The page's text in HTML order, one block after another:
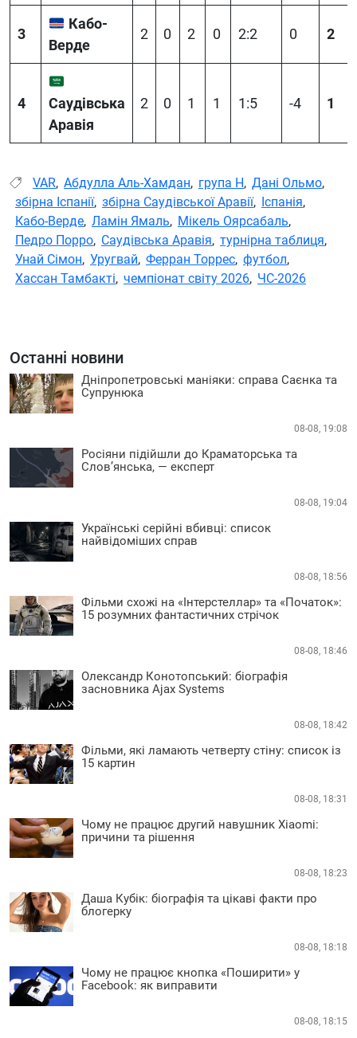
3
Кабо-
Верде
2 0 2 0 2:2 0 2
4
Саудівська
Аравія
2 0 1 1 1:5 -4 1
VAR, Абдулла Аль-Хамдан, група H, Дані Ольмо,
збірна Іспанії, збірна Саудівської Аравії, Іспанія,
Кабо-Верде, Ламін Ямаль, Мікель Оярсабаль,
Педро Порро, Саудівська Аравія, турнірна таблиця,
Унай Сімон, Уругвай, Ферран Торрес, футбол,
Хассан Тамбакті, чемпіонат світу 2026, ЧС-2026
Останні новини
Дніпропетровські маніяки: справа Саєнка та
Супрунюка
08-08, 19:08
Росіяни підійшли до Краматорська та
Слов’янська, — експерт
08-08, 19:04
Українські серійні вбивці: список
найвідоміших справ
08-08, 18:56
Фільми схожі на «Інтерстеллар» та «Початок»:
15 розумних фантастичних стрічок
08-08, 18:46
Олександр Конотопський: біографія
засновника Ajax Systems
08-08, 18:42
Фільми, які ламають четверту стіну: список із
15 картин
08-08, 18:31
Чому не працює другий навушник Xiaomi:
причини та рішення
08-08, 18:23
Даша Кубік: біографія та цікаві факти про
блогерку
08-08, 18:18
Чому не працює кнопка «Поширити» у
Facebook: як виправити
08-08, 18:15